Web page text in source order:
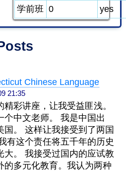
学前班 0 yes
Chinese Language
21:35
彩讲座，让我受益匪浅。
个中文老师。 我是中国出
国。 这样让我接受到了两国
有这个责任将五千年的历史
大。 我接受过国内的应试教
的多元化教育。我认为两种